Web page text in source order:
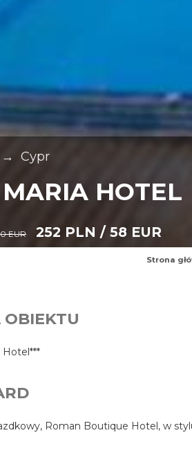
→ Cypr
HOTEL
EUR 252 PLN / 58 EUR
Strona
Roman Boutique Hotel, w